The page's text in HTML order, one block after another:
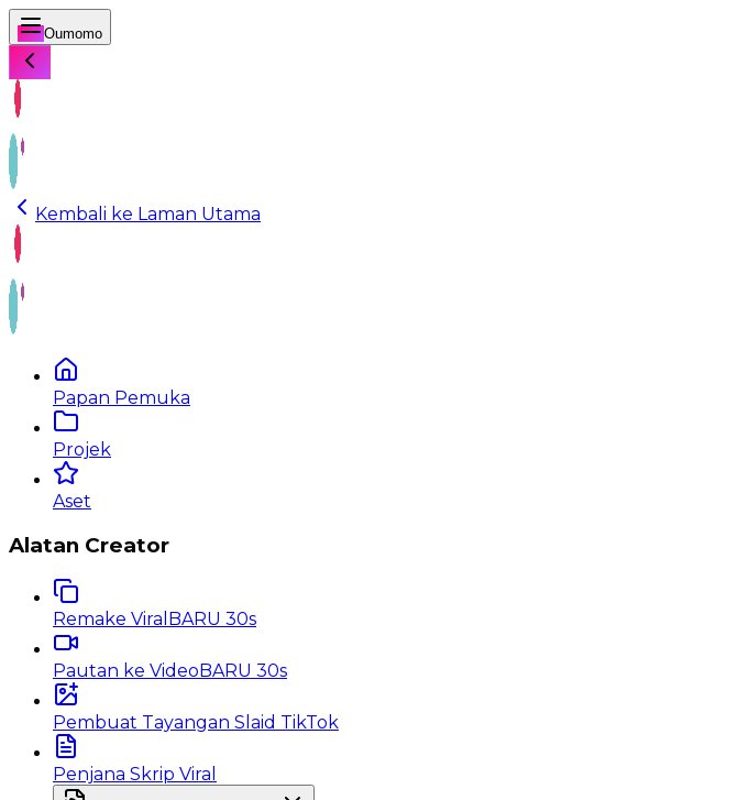
Oumomo
Kembali ke Laman Utama
Papan Pemuka
Projek
Aset
Alatan Creator
Remake Viral BARU 30s
Pautan ke Video BARU 30s
Pembuat Tayangan Slaid TikTok
Penjana Skrip Viral